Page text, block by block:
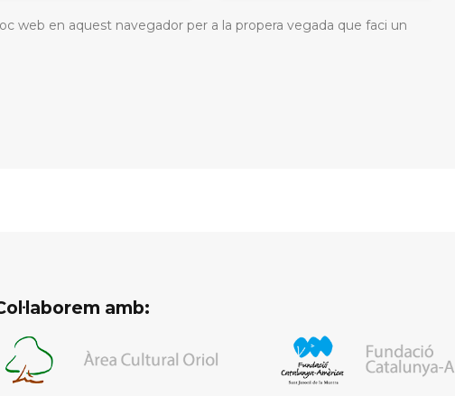
web en aquest navegador per a la propera vegada que faci un
amb: